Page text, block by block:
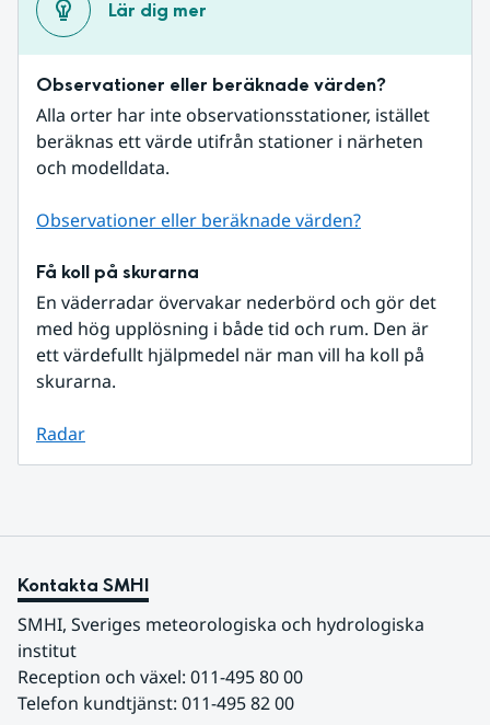
Lär dig mer
Observationer eller beräknade värden?
Alla orter har inte observationsstationer, istället
beräknas ett värde utifrån stationer i närheten
och modelldata.
Observationer eller beräknade värden?
Få koll på skurarna
En väderradar övervakar nederbörd och gör det
med hög upplösning i både tid och rum. Den är
ett värdefullt hjälpmedel när man vill ha koll på
skurarna.
Radar
Kontakta SMHI
SMHI, Sveriges meteorologiska och hydrologiska
institut
Reception och växel: 011-495 80 00
Telefon kundtjänst: 011-495 82 00